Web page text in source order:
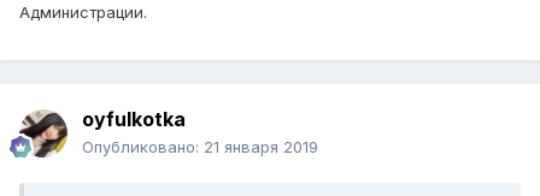
Администрации.
oyfulkotka
Опубликовано: 21 января 2019